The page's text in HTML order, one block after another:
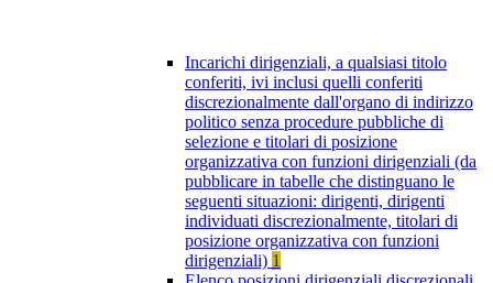
Incarichi dirigenziali, a qualsiasi titolo
conferiti, ivi inclusi quelli conferiti
discrezionalmente dall'organo di indirizzo
politico senza procedure pubbliche di
selezione e titolari di posizione
organizzativa con funzioni dirigenziali (da
pubblicare in tabelle che distinguano le
seguenti situazioni: dirigenti, dirigenti
individuati discrezionalmente, titolari di
posizione organizzativa con funzioni
dirigenziali) 1